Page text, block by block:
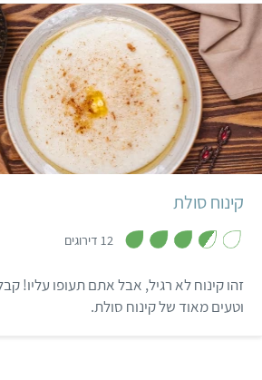
בוקר
אתם
טעים
קמח
קל
קינוח סולת
12 דירוגים
ת
זהו קינוח לא רגיל, אבל אתם תעופו עליו!
וטעים מאוד של קינוח סולת.